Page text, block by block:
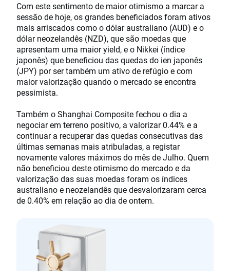
Com este sentimento de maior otimismo a marcar a
sessão de hoje, os grandes beneficiados foram ativos
mais arriscados como o dólar australiano (AUD) e o
dólar neozelandês (NZD), que são moedas que
apresentam uma maior yield, e o Nikkei (índice
japonês) que beneficiou das quedas do ien japonês
(JPY) por ser também um ativo de refúgio e com
maior valorização quando o mercado se encontra
pessimista.
Também o Shanghai Composite fechou o dia a
negociar em terreno positivo, a valorizar 0.44% e a
continuar a recuperar das quedas consecutivas das
últimas semanas mais atribuladas, a registar
novamente valores máximos do mês de Julho. Quem
não beneficiou deste otimismo do mercado e da
valorização das suas moedas foram os índices
australiano e neozelandês que desvalorizaram cerca
de 0.40% em relação ao dia de ontem.